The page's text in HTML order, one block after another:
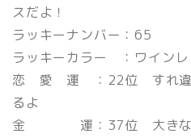
スだよ！
ラッキーナンバー：65
ラッキーカラー ：ワインレ
恋 愛 運 ：22位 すれ違
るよ
金 運：37位 大きなお